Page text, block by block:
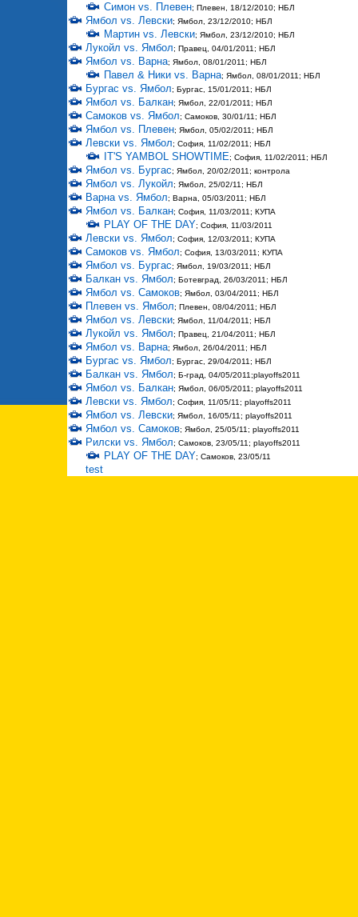
Симон vs. Плевен; Плевен, 18/12/2010; НБЛ
Ямбол vs. Левски; Ямбол, 23/12/2010; НБЛ
Мартин vs. Левски; Ямбол, 23/12/2010; НБЛ
Лукойл vs. Ямбол; Правец, 04/01/2011; НБЛ
Ямбол vs. Варна; Ямбол, 08/01/2011; НБЛ
Павел & Ники vs. Варна; Ямбол, 08/01/2011; НБЛ
Бургас vs. Ямбол; Бургас, 15/01/2011; НБЛ
Ямбол vs. Балкан; Ямбол, 22/01/2011; НБЛ
Самоков vs. Ямбол; Самоков, 30/01/11; НБЛ
Ямбол vs. Плевен; Ямбол, 05/02/2011; НБЛ
Левски vs. Ямбол; София, 11/02/2011; НБЛ
IT'S YAMBOL SHOWTIME; София, 11/02/2011; НБЛ
Ямбол vs. Бургас; Ямбол, 20/02/2011; контрола
Ямбол vs. Лукойл; Ямбол, 25/02/11; НБЛ
Варна vs. Ямбол; Варна, 05/03/2011; НБЛ
Ямбол vs. Балкан; София, 11/03/2011; КУПА
PLAY OF THE DAY; София, 11/03/2011
Левски vs. Ямбол; София, 12/03/2011; КУПА
Самоков vs. Ямбол; София, 13/03/2011; КУПА
Ямбол vs. Бургас; Ямбол, 19/03/2011; НБЛ
Балкан vs. Ямбол; Ботевград, 26/03/2011; НБЛ
Ямбол vs. Самоков; Ямбол, 03/04/2011; НБЛ
Плевен vs. Ямбол; Плевен, 08/04/2011; НБЛ
Ямбол vs. Левски; Ямбол, 11/04/2011; НБЛ
Лукойл vs. Ямбол; Правец, 21/04/2011; НБЛ
Ямбол vs. Варна; Ямбол, 26/04/2011; НБЛ
Бургас vs. Ямбол; Бургас, 29/04/2011; НБЛ
Балкан vs. Ямбол; Б-град, 04/05/2011;playoffs2011
Ямбол vs. Балкан; Ямбол, 06/05/2011; playoffs2011
Левски vs. Ямбол; София, 11/05/11; playoffs2011
Ямбол vs. Левски; Ямбол, 16/05/11; playoffs2011
Ямбол vs. Самоков; Ямбол, 25/05/11; playoffs2011
Рилски vs. Ямбол; Самоков, 23/05/11; playoffs2011
PLAY OF THE DAY; Самоков, 23/05/11
test